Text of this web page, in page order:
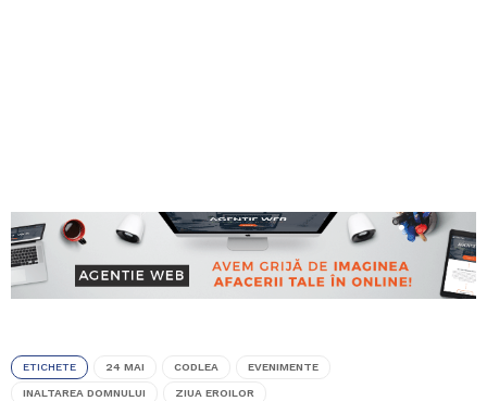
ETICHETE 24 MAI CODLEA EVENIMENTE
INALTAREA DOMNULUI ZIUA EROILOR